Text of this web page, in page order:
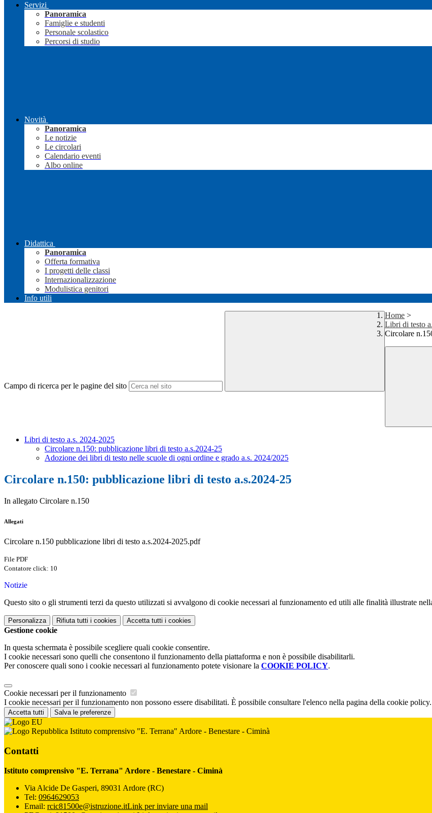
Servizi
Panoramica
Famiglie e studenti
Personale scolastico
Percorsi di studio
Novità
Panoramica
Le notizie
Le circolari
Calendario eventi
Albo online
Didattica
Panoramica
Offerta formativa
I progetti delle classi
Internazionalizzazione
Modulistica genitori
Info utili
Campo di ricerca per le pagine del sito
Home >
Libri di testo
Circolare
Libri di testo a.s. 2024-2025
Circolare n.150: pubblicazione libri di testo a.s.2024-25
Adozione dei libri di testo nelle scuole di ogni ordine e grado a.s. 2024/2025
Circolare n.150: pubblicazione libri di testo a.s.2024-25
In allegato Circolare n.150
Allegati
Circolare n.150 pubblicazione libri di testo a.s.2024-2025.pdf
File PDF
Contatore click: 10
Notizie
Questo sito o gli strumenti terzi da questo utilizzati si avvalgono di cookie necessari al funzionamento ed utili alle finalità illustrate
Personalizza Rifiuta tutti i cookies Accetta tutti i cookies
Gestione cookie
In questa schermata è possibile scegliere quali cookie consentire.
I cookie necessari sono quelli che consentono il funzionamento della piattaforma e non è possibile disabilitarli.
Per conoscere quali sono i cookie necessari al funzionamento potete visionare la COOKIE POLICY.
Cookie necessari per il funzionamento
I cookie necessari per il funzionamento non possono essere disabilitati. È possibile consultare l'elenco nella pagina della cookie policy.
Accetta tutti Salva le preferenze
Istituto comprensivo "E. Terrana" Ardore - Benestare - Ciminà
Contatti
Istituto comprensivo "E. Terrana" Ardore - Benestare - Ciminà
Via Alcide De Gasperi, 89031 Ardore (RC)
Tel: 0964629053
Email: rcic81500e@istruzione.itLink per inviare una mail